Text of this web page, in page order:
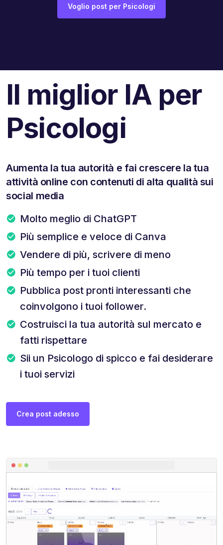
Voglio post per Psicologi
Il miglior IA per
Psicologi
Aumenta la tua autorità e fai crescere la tua
attività online con contenuti di alta qualità sui
social media
Molto meglio di ChatGPT
Più semplice e veloce di Canva
Vendere di più, scrivere di meno
Più tempo per i tuoi clienti
Pubblica post pronti interessanti che
coinvolgono i tuoi follower.
Costruisci la tua autorità sul mercato e
fatti rispettare
Sii un Psicologo di spicco e fai desiderare
i tuoi servizi
Crea post adesso